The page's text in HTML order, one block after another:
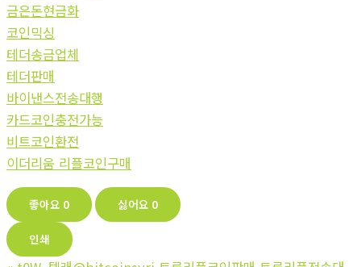
금은돈현금화
코인믹싱
테더송금업체
테더판매
바이낸스전송대행
카드코인충전가능
비트코인환전
이더리움 리플코인구매
좋아요 0 싫어요 0
인쇄